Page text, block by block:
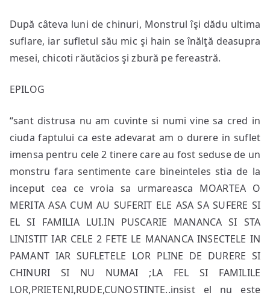
După câteva luni de chinuri, Monstrul îşi dădu ultima
suflare, iar sufletul său mic şi hain se înălţă deasupra
mesei, chicoti răutăcios şi zbură pe fereastră.
EPILOG
“sant distrusa nu am cuvinte si numi vine sa cred in
ciuda faptului ca este adevarat am o durere in suflet
imensa pentru cele 2 tinere care au fost seduse de un
monstru fara sentimente care bineinteles stia de la
inceput cea ce vroia sa urmareasca MOARTEA O
MERITA ASA CUM AU SUFERIT ELE ASA SA SUFERE SI
EL SI FAMILIA LUI.IN PUSCARIE MANANCA SI STA
LINISTIT IAR CELE 2 FETE LE MANANCA INSECTELE IN
PAMANT IAR SUFLETELE LOR PLINE DE DURERE SI
CHINURI SI NU NUMAI ;LA FEL SI FAMILILE
LOR,PRIETENI,RUDE,CUNOSTINTE..insist el nu este